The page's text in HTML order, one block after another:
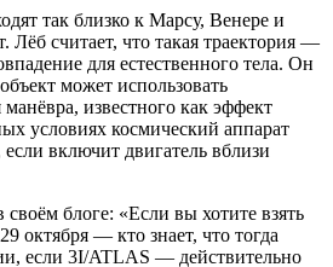
так близко к Марсу, Венере и
Лёб считает, что такая траектория —
для естественного тела. Он
может использовать
известного как эффект
условиях космический аппарат
если включит двигатель вблизи
блоге: «Если вы хотите взять
октября — кто знает, что тогда
если 3I/ATLAS — действительно